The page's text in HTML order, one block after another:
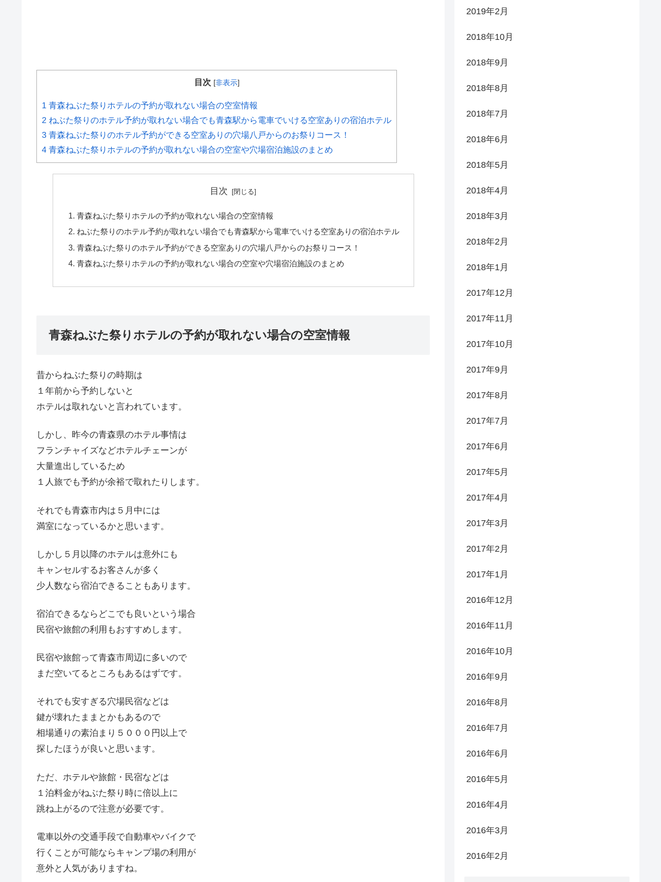
目次 [非表示]
1 青森ねぶた祭りホテルの予約が取れない場合の空室情報
2 ねぶた祭りのホテル予約が取れない場合でも青森駅から電車でいける空室ありの宿泊ホテル
3 青森ねぶた祭りのホテル予約ができる空室ありの穴場八戸からのお祭りコース！
4 青森ねぶた祭りホテルの予約が取れない場合の空室や穴場宿泊施設のまとめ
目次
青森ねぶた祭りホテルの予約が取れない場合の空室情報
ねぶた祭りのホテル予約が取れない場合でも青森駅から電車でいける空室ありの宿泊ホテル
青森ねぶた祭りのホテル予約ができる空室ありの穴場八戸からのお祭りコース！
青森ねぶた祭りホテルの予約が取れない場合の空室や穴場宿泊施設のまとめ
青森ねぶた祭りホテルの予約が取れない場合の空室情報
昔からねぶた祭りの時期は
１年前から予約しないと
ホテルは取れないと言われています。
しかし、昨今の青森県のホテル事情は
フランチャイズなどホテルチェーンが
大量進出しているため
１人旅でも予約が余裕で取れたりします。
それでも青森市内は５月中には
満室になっているかと思います。
しかし５月以降のホテルは意外にも
キャンセルするお客さんが多く
少人数なら宿泊できることもあります。
宿泊できるならどこでも良いという場合
民宿や旅館の利用もおすすめします。
民宿や旅館って青森市周辺に多いので
まだ空いてるところもあるはずです。
それでも安すぎる穴場民宿などは
鍵が壊れたままとかもあるので
相場通りの素泊まり５０００円以上で
探したほうが良いと思います。
ただ、ホテルや旅館・民宿などは
１泊料金がねぶた祭り時に倍以上に
跳ね上がるので注意が必要です。
電車以外の交通手段で自動車やバイクで
行くことが可能ならキャンプ場の利用が
意外と人気がありますね。
2019年2月
2018年10月
2018年9月
2018年8月
2018年7月
2018年6月
2018年5月
2018年4月
2018年3月
2018年2月
2018年1月
2017年12月
2017年11月
2017年10月
2017年9月
2017年8月
2017年7月
2017年6月
2017年5月
2017年4月
2017年3月
2017年2月
2017年1月
2016年12月
2016年11月
2016年10月
2016年9月
2016年8月
2016年7月
2016年6月
2016年5月
2016年4月
2016年3月
2016年2月